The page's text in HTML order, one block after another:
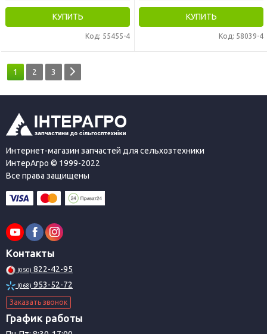
КУПИТЬ
Код: 55455-4
КУПИТЬ
Код: 58039-4
1 2 3
Интернет-магазин запчастей для сельхозтехники
ИнтерАгро © 1999-2022
Все права защищены
Контакты
(050) 822-42-95
(068) 953-52-72
Заказать звонок
График работы